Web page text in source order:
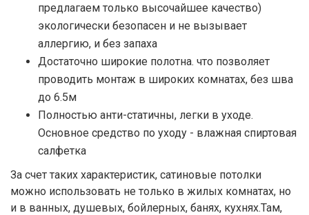
предлагаем только высочайшее качество)
экологически безопасен и не вызывает
аллергию, и без запаха
Достаточно широкие полотна. что позволяет
проводить монтаж в широких комнатах, без шва
до 6.5м
Полностью анти-статичны, легки в уходе.
Основное средство по уходу - влажная спиртовая
салфетка
За счет таких характеристик, сатиновые потолки
можно использовать не только в жилых комнатах, но
и в ванных, душевых, бойлерных, банях, кухнях.Там,